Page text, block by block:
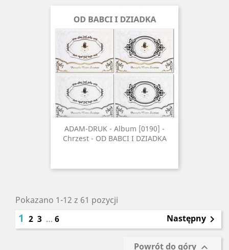
ADAM-DRUK - Album [0190] -
Chrzest - OD BABCI I DZIADKA
Pokazano 1-12 z 61 pozycji
1 2 3 … 6 Następny 
Powrót do góry 